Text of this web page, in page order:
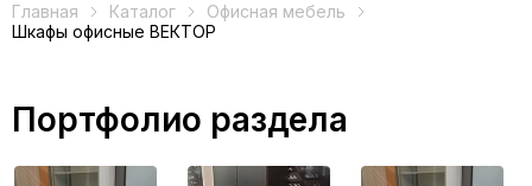
Главная Каталог
Офисная мебель
Шкафы офисные ВЕКТОР
Портфолио раздела